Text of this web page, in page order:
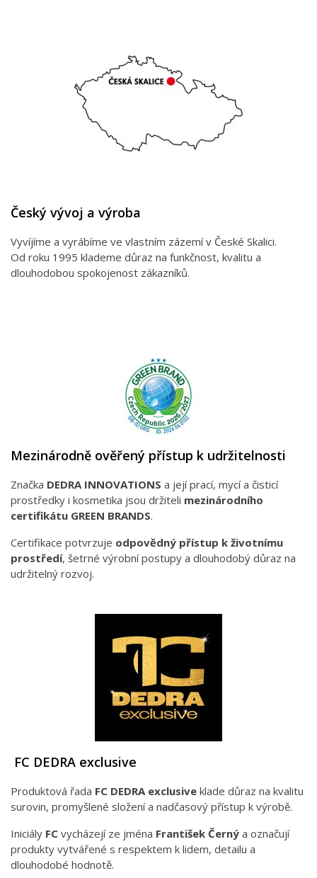
Český vývoj a výroba
Vyvíjíme a vyrábíme ve vlastním zázemí v České Skalici.
Od roku 1995 klademe důraz na funkčnost, kvalitu a
dlouhodobou spokojenost zákazníků.
Mezinárodně ověřený přístup k udržitelnosti
Značka DEDRA INNOVATIONS a její prací, mycí a čisticí
prostředky i kosmetika jsou držiteli mezinárodního
certifikátu GREEN BRANDS.
Certifikace potvrzuje odpovědný přístup k životnímu
prostředí, šetrné výrobní postupy a dlouhodobý důraz na
udržitelný rozvoj.
FC DEDRA exclusive
Produktová řada FC DEDRA exclusive klade důraz na kvalitu
surovin, promyšlené složení a nadčasový přístup k výrobě.
Iniciály FC vycházejí ze jména František Černý a označují
produkty vytvářené s respektem k lidem, detailu a
dlouhodobé hodnotě.